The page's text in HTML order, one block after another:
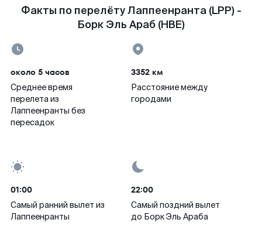
Факты по перелёту Лаппеенранта (LPP) -
Борк Эль Араб (HBE)
около 5 часов
Среднее время
перелета из
Лаппеенранты без
пересадок
3352 км
Расстояние между
городами
01:00
Самый ранний вылет из
Лаппеенранты
22:00
Самый поздний вылет
до Борк Эль Араба